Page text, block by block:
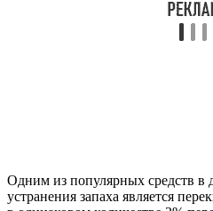
Одним из популярных средств в
устранения запаха является